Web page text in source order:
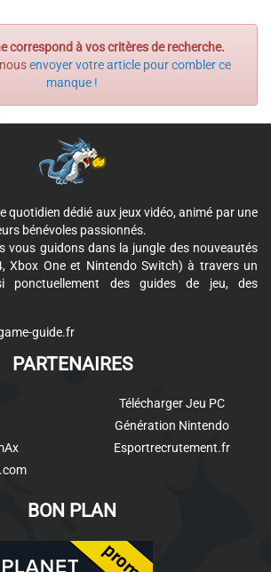
correspond à vos critères de recherche.
envoyer votre article pour combler ce
manque !
quotidien dédié aux jeux vidéo, animé par une
bénévoles passionnés.
vous guidons dans la jungle des nouveautés
Xbox One et Nintendo Switch) à travers un
ponctuellement des guides de jeu, des
guide.fr
PARTENAIRES
Télécharger Jeu PC
Génération Nintendo
Esportrecrutement.fr
BON PLAN